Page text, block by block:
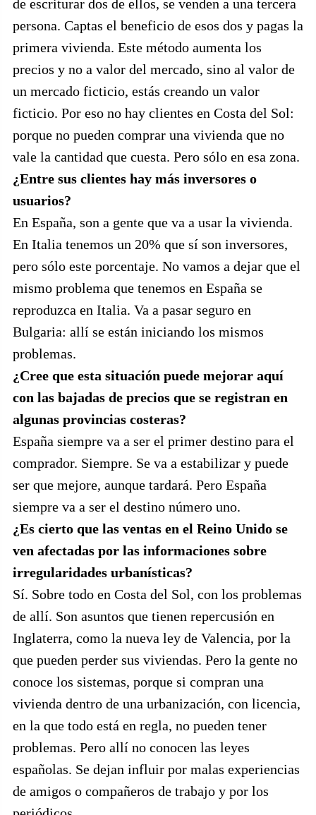
de escriturar dos de ellos, se venden a una tercera
persona. Captas el beneficio de esos dos y pagas la
primera vivienda. Este método aumenta los
precios y no a valor del mercado, sino al valor de
un mercado ficticio, estás creando un valor
ficticio. Por eso no hay clientes en Costa del Sol:
porque no pueden comprar una vivienda que no
vale la cantidad que cuesta. Pero sólo en esa zona.
¿Entre sus clientes hay más inversores o
usuarios?
En España, son a gente que va a usar la vivienda.
En Italia tenemos un 20% que sí son inversores,
pero sólo este porcentaje. No vamos a dejar que el
mismo problema que tenemos en España se
reproduzca en Italia. Va a pasar seguro en
Bulgaria: allí se están iniciando los mismos
problemas.
¿Cree que esta situación puede mejorar aquí
con las bajadas de precios que se registran en
algunas provincias costeras?
España siempre va a ser el primer destino para el
comprador. Siempre. Se va a estabilizar y puede
ser que mejore, aunque tardará. Pero España
siempre va a ser el destino número uno.
¿Es cierto que las ventas en el Reino Unido se
ven afectadas por las informaciones sobre
irregularidades urbanísticas?
Sí. Sobre todo en Costa del Sol, con los problemas
de allí. Son asuntos que tienen repercusión en
Inglaterra, como la nueva ley de Valencia, por la
que pueden perder sus viviendas. Pero la gente no
conoce los sistemas, porque si compran una
vivienda dentro de una urbanización, con licencia,
en la que todo está en regla, no pueden tener
problemas. Pero allí no conocen las leyes
españolas. Se dejan influir por malas experiencias
de amigos o compañeros de trabajo y por los